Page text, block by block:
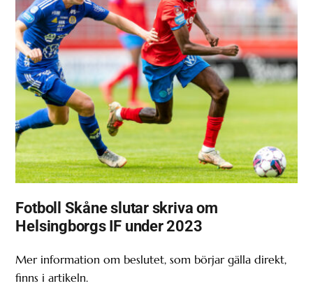
Fotboll Skåne slutar skriva om
Helsingborgs IF under 2023
Mer information om beslutet, som börjar gälla direkt,
finns i artikeln.